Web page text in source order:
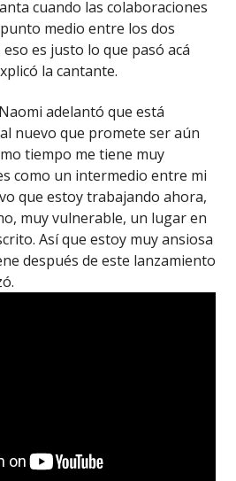
cuando las colaboraciones
medio entre los dos
es justo lo que pasó acá
la cantante.
adelantó que está
nuevo que promete ser aún
tiempo me tiene muy
como un intermedio entre mi
que estoy trabajando ahora,
muy vulnerable, un lugar en
Así que estoy muy ansiosa
después de este lanzamiento